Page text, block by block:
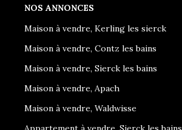
NOS ANNONCES
Maison à vendre, Kerling les sierck
Maison à vendre, Contz les bains
Maison à vendre, Sierck les bains
Maison à vendre, Apach
Maison à vendre, Waldwisse